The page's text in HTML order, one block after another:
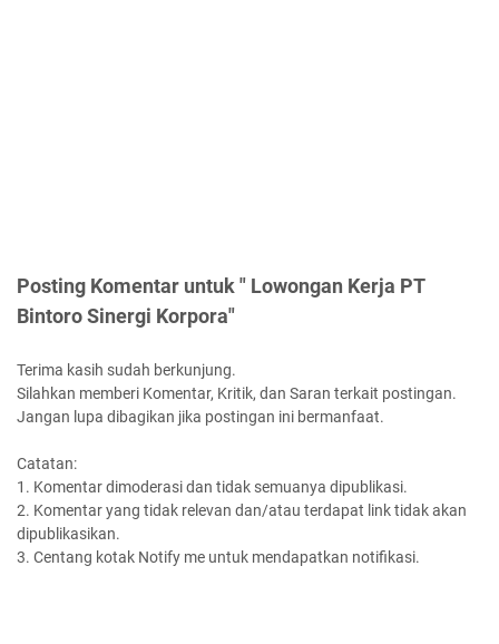
Posting Komentar untuk " Lowongan Kerja PT
Bintoro Sinergi Korpora"
Terima kasih sudah berkunjung.
Silahkan memberi Komentar, Kritik, dan Saran terkait postingan.
Jangan lupa dibagikan jika postingan ini bermanfaat.
Catatan:
1. Komentar dimoderasi dan tidak semuanya dipublikasi.
2. Komentar yang tidak relevan dan/atau terdapat link tidak akan
dipublikasikan.
3. Centang kotak Notify me untuk mendapatkan notifikasi.